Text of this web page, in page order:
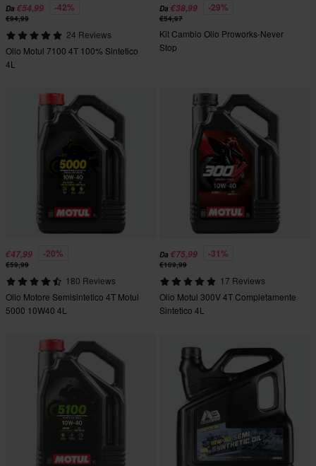
Da €54,99 -42%
€94,99
24 Reviews
Olio Motul 7100 4T 100% Sintetico
4L
Da €38,99 -29%
€54,97
Kit Cambio Olio Proworks-Never
Stop
€47,99 -20%
€59,99
180 Reviews
Olio Motore Semisintetico 4T Motul
5000 10W40 4L
Da €75,99 -31%
€109,99
17 Reviews
Olio Motul 300V 4T Completamente
Sintetico 4L